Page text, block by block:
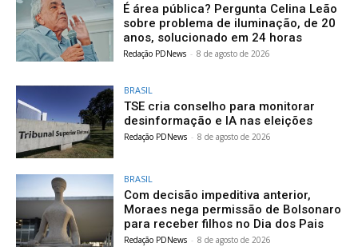
É área pública? Pergunta Celina Leão
sobre problema de iluminação, de 20
anos, solucionado em 24 horas
Redação PDNews - 8 de agosto de 2026
BRASIL
TSE cria conselho para monitorar
desinformação e IA nas eleições
Redação PDNews - 8 de agosto de 2026
BRASIL
Com decisão impeditiva anterior,
Moraes nega permissão de Bolsonaro
para receber filhos no Dia dos Pais
Redação PDNews - 8 de agosto de 2026